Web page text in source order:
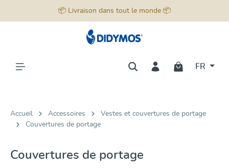
📦 Livraison dans tout le monde 📦
FR
Accueil Accessoires
Vestes et couvertures de portage
Couvertures de portage
Couvertures de portage